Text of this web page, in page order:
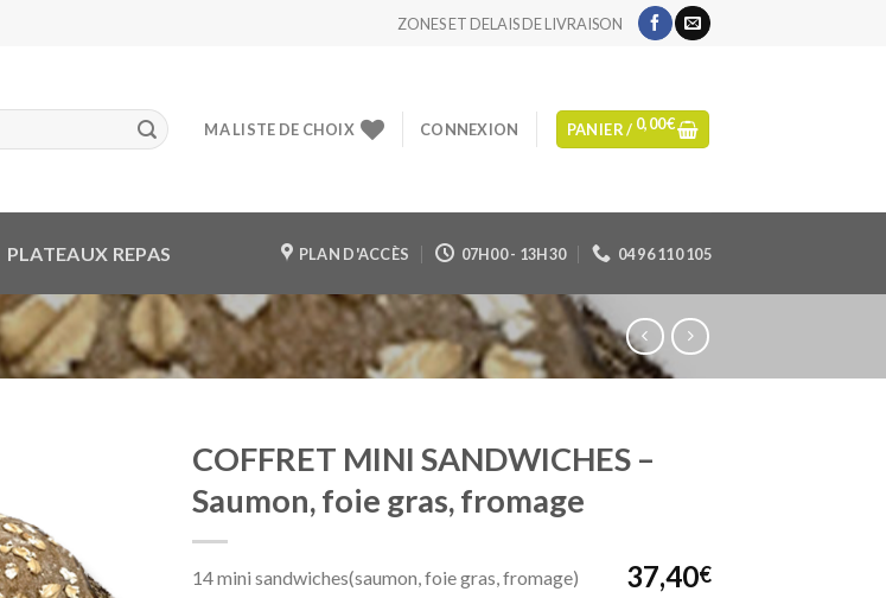
ZONES ET DELAIS DE LIVRAISON
MA LISTE DE CHOIX CONNEXION PANIER / 0,00€
PLATEAUX REPAS PLAN D'ACCÈS 07H00 - 13H30 04 96 110 105
souhaits
COFFRET MINI SANDWICHES –
Saumon, foie gras, fromage
37,40€
14 mini sandwiches(saumon, foie gras, fromage)